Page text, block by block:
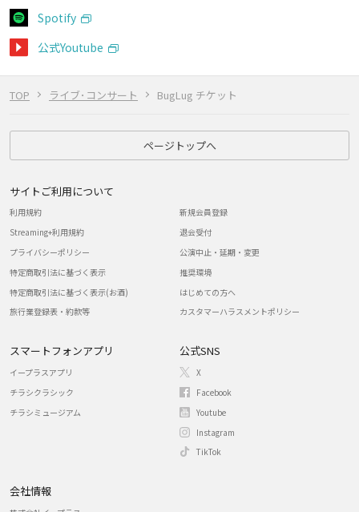
TOP ライブ･コンサート BugLug チケット
Spotify
公式Youtube
ページトップへ
サイトご利用について
利用規約
Streaming+利用規約
プライバシーポリシー
特定商取引法に基づく表示
特定商取引法に基づく表示(お酒)
旅行業登録表・約款等
新規会員登録
退会受付
公演中止・延期・変更
推奨環境
はじめての方へ
カスタマーハラスメントポリシー
スマートフォンアプリ
イープラスアプリ
チラシクラシック
チラシミュージアム
公式SNS
X
Facebook
Youtube
Instagram
TikTok
会社情報